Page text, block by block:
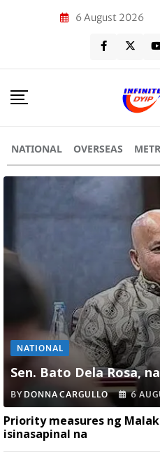
6 August 2026
NATIONAL OVERSEAS
NATIONAL
Sen. Bato Dela Rosa,
BY DONNA CARGULLO 6
Priority measures ng
isinasapinal na